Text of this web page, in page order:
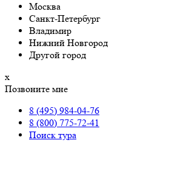
Москва
Санкт-Петербург
Владимир
Нижний Новгород
Другой город
х
Позвоните мне
8 (495) 984-04-76
8 (800) 775-72-41
Поиск тура